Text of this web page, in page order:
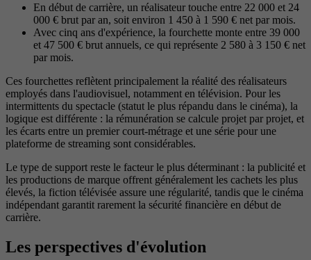
En début de carrière, un réalisateur touche entre 22 000 et 24
000 € brut par an, soit environ 1 450 à 1 590 € net par mois.
Avec cinq ans d'expérience, la fourchette monte entre 39 000
et 47 500 € brut annuels, ce qui représente 2 580 à 3 150 € net
par mois.
Ces fourchettes reflètent principalement la réalité des réalisateurs
employés dans l'audiovisuel, notamment en télévision. Pour les
intermittents du spectacle (statut le plus répandu dans le cinéma), la
logique est différente : la rémunération se calcule projet par projet, et
les écarts entre un premier court-métrage et une série pour une
plateforme de streaming sont considérables.
Le type de support reste le facteur le plus déterminant : la publicité et
les productions de marque offrent généralement les cachets les plus
élevés, la fiction télévisée assure une régularité, tandis que le cinéma
indépendant garantit rarement la sécurité financière en début de
carrière.
Les perspectives d'évolution